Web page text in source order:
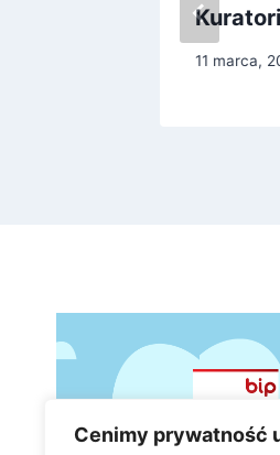
Cenimy prywatność
11 marca,